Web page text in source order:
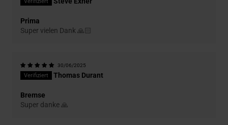
Prima
Super vielen Dank 🙏🏻
30/06/2025
Thomas Durant
Bremse
Super danke 🙏